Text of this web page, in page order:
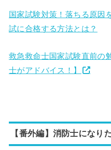
国家試験対策！落ちる原因
試に合格する方法とは？
救急救命士国家試験直前の
士がアドバイス！】
【番外編】消防士になり